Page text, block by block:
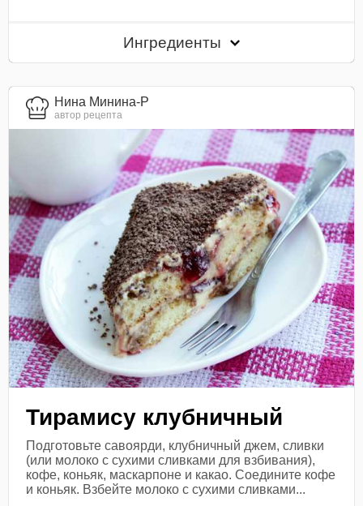
Ингредиенты
Нина Минина-Р
автор рецепта
Тирамису клубничный
Подготовьте савоярди, клубничный джем, сливки
(или молоко с сухими сливками для взбивания),
кофе, коньяк, маскарпоне и какао. Соедините кофе
и коньяк. Взбейте молоко с сухими сливками...